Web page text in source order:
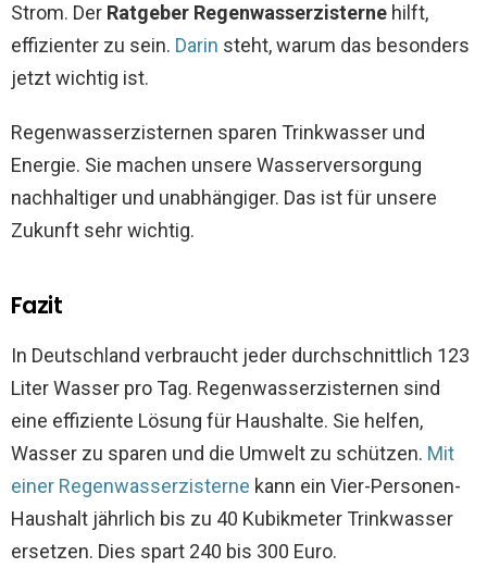
Strom. Der Ratgeber Regenwasserzisterne hilft,
effizienter zu sein. Darin steht, warum das besonders
jetzt wichtig ist.
Regenwasserzisternen sparen Trinkwasser und
Energie. Sie machen unsere Wasserversorgung
nachhaltiger und unabhängiger. Das ist für unsere
Zukunft sehr wichtig.
Fazit
In Deutschland verbraucht jeder durchschnittlich 123
Liter Wasser pro Tag. Regenwasserzisternen sind
eine effiziente Lösung für Haushalte. Sie helfen,
Wasser zu sparen und die Umwelt zu schützen. Mit
einer Regenwasserzisterne kann ein Vier-Personen-
Haushalt jährlich bis zu 40 Kubikmeter Trinkwasser
ersetzen. Dies spart 240 bis 300 Euro.